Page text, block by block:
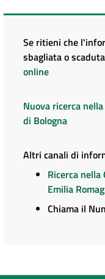
Se ritieni che
sbagliata o
online
Nuova ricerca
di Bologna
Altri canali di
Ricerca
Emilia
Chiama il